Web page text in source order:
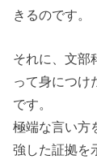
きるのです。
それに、文部
って身につけ
です。
極端な言い方
強した証拠を